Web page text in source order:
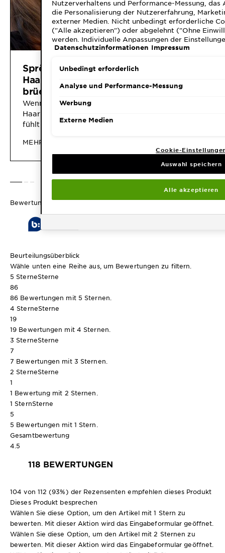
Sprödes Haar adé! 6
Haarpflege-Tipps gegen
brüchiges Haar
Wenn das Haar anfällig für
Haarbruch ist, wird es spröde,
fühlt sich geschädigt an und sieht
gute Nachricht: Mit ein paar
einfachen Haarpflege-Schritten
Haarpflege-Routine, mit der
verabschieden kann.
MEHR LESEN
Bewertungen
Beurteilungsüberblick
Wähle unten eine Reihe aus, um Bewertungen zu filtern.
5 SterneSterne
86
86 Bewertungen mit 5 Sternen.
4 SterneSterne
19
19 Bewertungen mit 4 Sternen.
3 SterneSterne
7
7 Bewertungen mit 3 Sternen.
2 SterneSterne
1
1 Bewertung mit 2 Sternen.
1 SternSterne
5
5 Bewertungen mit 1 Stern.
Gesamtbewertung
4.5
118 BEWERTUNGEN
104 von 112 (93%) der Rezensenten empfehlen dieses Produkt
Dieses Produkt besprechen
Wählen Sie diese Option, um den Artikel mit 1 Stern zu
bewerten. Mit dieser Aktion wird das Eingabeformular geöffnet.
Wählen Sie diese Option, um den Artikel mit 2 Sternen zu
bewerten. Mit dieser Aktion wird das Eingabeformular geöffnet.
Nutzerverhaltens und Performance-Messung,
die Personalisierung der Nutzererfahrung,
externer Medien. Nicht unbedingt erforderliche
("Alle akzeptieren") oder abgelehnt ("Ohne
werden. Individuelle Anpassungen der
speicherbar ("Auswahl speichern"). Die Auswahl
Datenschutzinformationen.
Datenschutzinformationen Impressum
Unbedingt erforderlich
Analyse und Performance-Messung
Werbung
Externe Medien
Cookie-
Auswahl speichern
Alle akzeptieren